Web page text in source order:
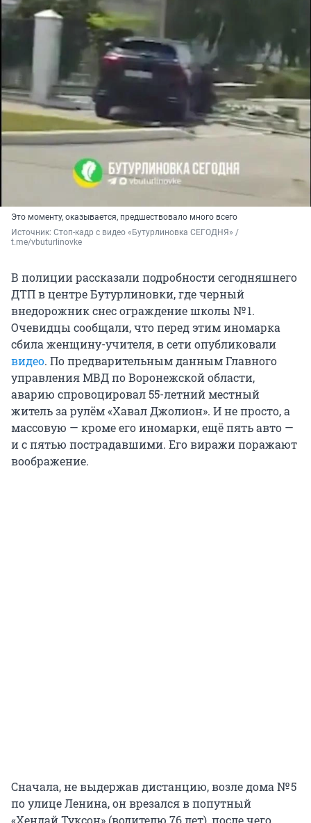
Это моменту, оказывается, предшествовало много всего
Источник: Стоп-кадр с видео «Бутурлиновка СЕГОДНЯ» /
t.me/vbuturlinovke
В полиции рассказали подробности сегодняшнего
ДТП в центре Бутурлиновки, где черный
внедорожник снес ограждение школы № 1.
Очевидцы сообщали, что перед этим иномарка
сбила женщину-учителя, в сети опубликовали
видео. По предварительным данным Главного
управления МВД по Воронежской области,
аварию спровоцировал 55-летний местный
житель за рулём «Хавал Джолион». И не просто, а
массовую — кроме его иномарки, ещё пять авто —
и с пятью пострадавшими. Его виражи поражают
воображение.
Сначала, не выдержав дистанцию, возле дома № 5
по улице Ленина, он врезался в попутный
«Хендай Туксон» (водителю 76 лет), после чего